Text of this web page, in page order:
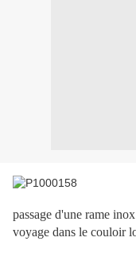
passage d'une rame
voyage dans le couloir